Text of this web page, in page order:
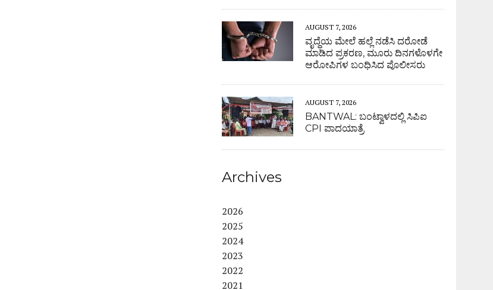
AUGUST 7, 2026
ವೃದ್ಧೆಯ ಮೇಲೆ ಹಲ್ಲೆ ನಡೆಸಿ ದರೋಡೆ
ಮಾಡಿದ ಪ್ರಕರಣ, ಮೂರು ದಿನಗಳೊಳಗೇ
ಆರೋಪಿಗಳ ಬಂಧಿಸಿದ ಪೊಲೀಸರು
AUGUST 7, 2026
BANTWAL: ಬಂಟ್ವಾಳದಲ್ಲಿ ಸಿಪಿಐ
CPI ಪಾದಯಾತ್ರೆ
Archives
2026
2025
2024
2023
2022
2021